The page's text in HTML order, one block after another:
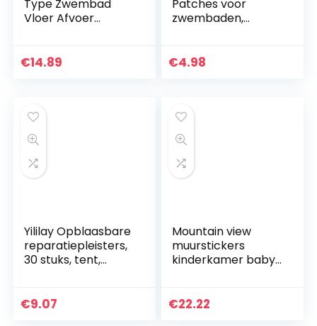
Type Zwembad
Vloer Afvoer
Applicaten voor
€14.89
Patches voor
zwembaden,
voor zwembaden,
€4.98
Yililay Opblaasbare
reparatiepleisters,
30 stuks, tent,
reparatiepatches
€9.07
Mountain view
muurstickers
kinderkamer baby
muurstickers
€22.22